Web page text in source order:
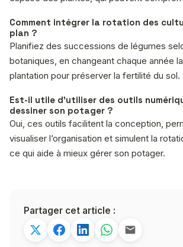
Comment intégrer la rotation des
plan ?
Planifiez des successions de légumes
botaniques, en changeant chaque année
plantation pour préserver la fertilité du sol.
Est-il utile d’utiliser des outils
dessiner son potager ?
Oui, ces outils facilitent la conception,
visualiser l’organisation et simulent la
ce qui aide à mieux gérer son potager.
Partager cet article :